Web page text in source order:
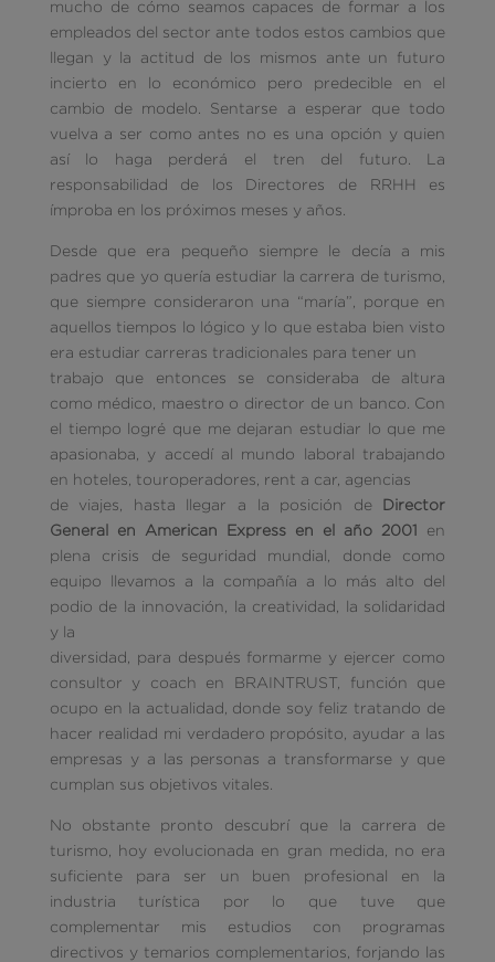
mucho de cómo seamos capaces de formar a los
empleados del sector ante todos estos cambios que
llegan y la actitud de los mismos ante un futuro
incierto en lo económico pero predecible en el
cambio de modelo. Sentarse a esperar que todo
vuelva a ser como antes no es una opción y quien
así lo haga perderá el tren del futuro. La
responsabilidad de los Directores de RRHH es
ímproba en los próximos meses y años.
Desde que era pequeño siempre le decía a mis
padres que yo quería estudiar la carrera de turismo,
que siempre consideraron una “maría”, porque en
aquellos tiempos lo lógico y lo que estaba bien visto
era estudiar carreras tradicionales para tener un
trabajo que entonces se consideraba de altura
como médico, maestro o director de un banco. Con
el tiempo logré que me dejaran estudiar lo que me
apasionaba, y accedí al mundo laboral trabajando
en hoteles, touroperadores, rent a car, agencias
de viajes, hasta llegar a la posición deDirector
General en American Express en el año 2001 en
plena crisis de seguridad mundial, donde como
equipo llevamos a la compañía a lo más alto del
podio de la innovación, la creatividad, la solidaridad
y la
diversidad, para después formarme y ejercer como
consultor y coach en BRAINTRUST, función que
ocupo en la actualidad, donde soy feliz tratando de
hacer realidad mi verdadero propósito, ayudar a las
empresas y a las personas a transformarse y que
cumplan sus objetivos vitales.
No obstante pronto descubrí que la carrera de
turismo, hoy evolucionada en gran medida, no era
suficiente para ser un buen profesional en la
industria turística por lo que tuve que
complementar mis estudios con programas
directivos y temarios complementarios, forjando las